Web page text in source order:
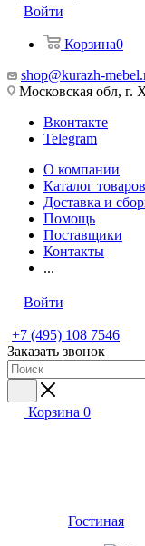
Войти
Корзина0
shop@kurazh-
Московская обл, г.
Вконтакте
Telegram
О компании
Каталог товаров
Доставка и
Помощь
Поставщики
Контакты
...
Войти
+7 (495) 108 7546
Заказать звонок
Корзина 0
Гостиная